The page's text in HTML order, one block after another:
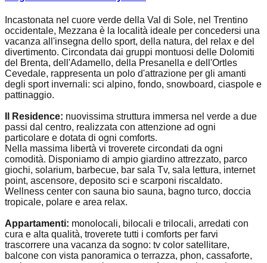
Incastonata nel cuore verde della Val di Sole, nel Trentino
occidentale, Mezzana è la località ideale per concedersi una
vacanza all'insegna dello sport, della natura, del relax e del
divertimento. Circondata dai gruppi montuosi delle Dolomiti
del Brenta, dell'Adamello, della Presanella e dell'Ortles
Cevedale, rappresenta un polo d'attrazione per gli amanti
degli sport invernali: sci alpino, fondo, snowboard, ciaspole e
pattinaggio.
Il Residence: nuovissima struttura immersa nel verde a due
passi dal centro, realizzata con attenzione ad ogni
particolare e dotata di ogni comforts.
Nella massima libertà vi troverete circondati da ogni
comodità. Disponiamo di ampio giardino attrezzato, parco
giochi, solarium, barbecue, bar sala Tv, sala lettura, internet
point, ascensore, deposito sci e scarponi riscaldato.
Wellness center con sauna bio sauna, bagno turco, doccia
tropicale, polare e area relax.
Appartamenti: monolocali, bilocali e trilocali, arredati con
cura e alta qualità, troverete tutti i comforts per farvi
trascorrere una vacanza da sogno: tv color satellitare,
balcone con vista panoramica o terrazza, phon, cassaforte,